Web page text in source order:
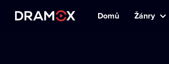
Domů Žánry